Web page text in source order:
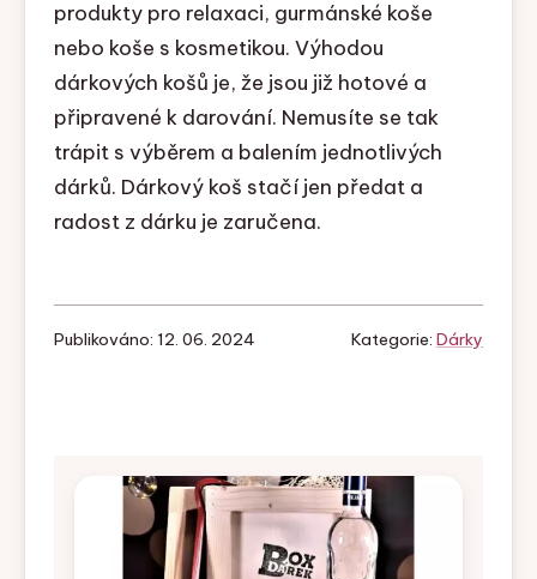
produkty pro relaxaci, gurmánské koše
nebo koše s kosmetikou. Výhodou
dárkových košů je, že jsou již hotové a
připravené k darování. Nemusíte se tak
trápit s výběrem a balením jednotlivých
dárků. Dárkový koš stačí jen předat a
radost z dárku je zaručena.
Publikováno: 12. 06. 2024 Kategorie:Dárky